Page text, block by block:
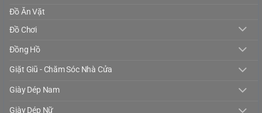
Đồ Ăn Vặt
Đồ Chơi
Đồng Hồ
Giặt Giũ - Chăm Sóc Nhà Cửa
Giày Dép Nam
Giày Dép Nữ